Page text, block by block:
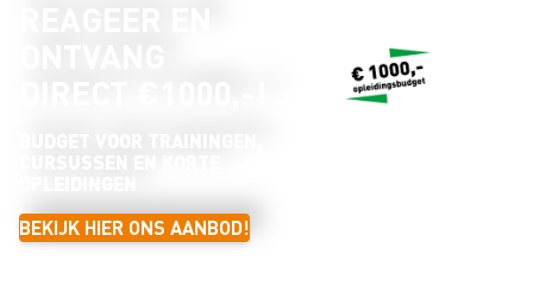
BEKIJK HIER ONS AANBOD!